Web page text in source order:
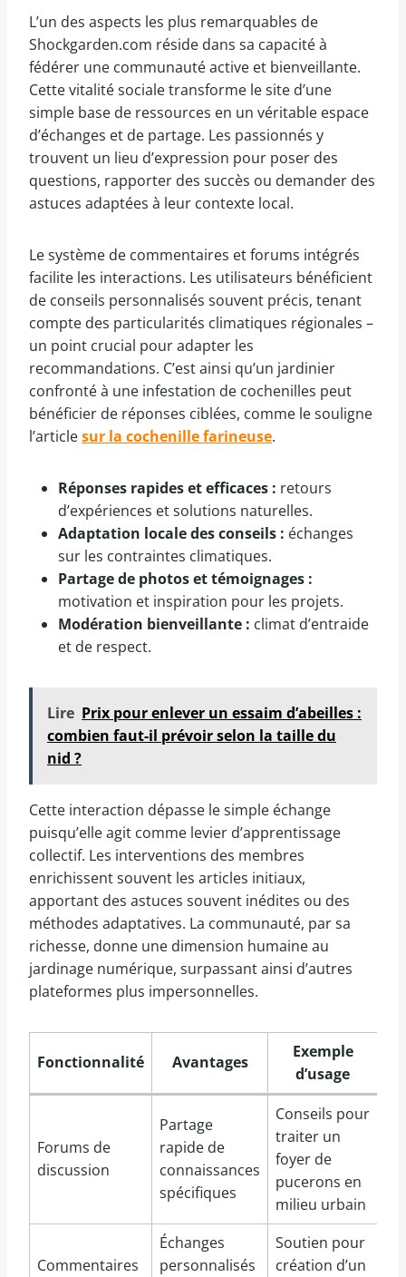
L’un des aspects les plus remarquables de
Shockgarden.com réside dans sa capacité à
fédérer une communauté active et bienveillante.
Cette vitalité sociale transforme le site d’une
simple base de ressources en un véritable espace
d’échanges et de partage. Les passionnés y
trouvent un lieu d’expression pour poser des
questions, rapporter des succès ou demander des
astuces adaptées à leur contexte local.
Le système de commentaires et forums intégrés
facilite les interactions. Les utilisateurs bénéficient
de conseils personnalisés souvent précis, tenant
compte des particularités climatiques régionales –
un point crucial pour adapter les
recommandations. C’est ainsi qu’un jardinier
confronté à une infestation de cochenilles peut
bénéficier de réponses ciblées, comme le souligne
l’articlesur la cochenille farineuse.
Réponses rapides et efficaces : retours
d’expériences et solutions naturelles.
Adaptation locale des conseils : échanges
sur les contraintes climatiques.
Partage de photos et témoignages :
motivation et inspiration pour les projets.
Modération bienveillante : climat d’entraide
et de respect.
Lire Prix pour enlever un essaim d’abeilles :
combien faut-il prévoir selon la taille du
nid ?
Cette interaction dépasse le simple échange
puisqu’elle agit comme levier d’apprentissage
collectif. Les interventions des membres
enrichissent souvent les articles initiaux,
apportant des astuces souvent inédites ou des
méthodes adaptatives. La communauté, par sa
richesse, donne une dimension humaine au
jardinage numérique, surpassant ainsi d’autres
plateformes plus impersonnelles.
Fonctionnalité Avantages
Exemple
d’usage
Forums de
discussion
Partage
rapide de
connaissances
spécifiques
Conseils pour
traiter un
foyer de
pucerons en
milieu urbain
Commentaires
Échanges
personnalisés
Soutien pour
création d’un